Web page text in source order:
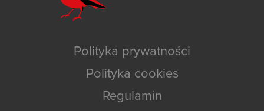
Polityka prywatności
Polityka cookies
Regulamin